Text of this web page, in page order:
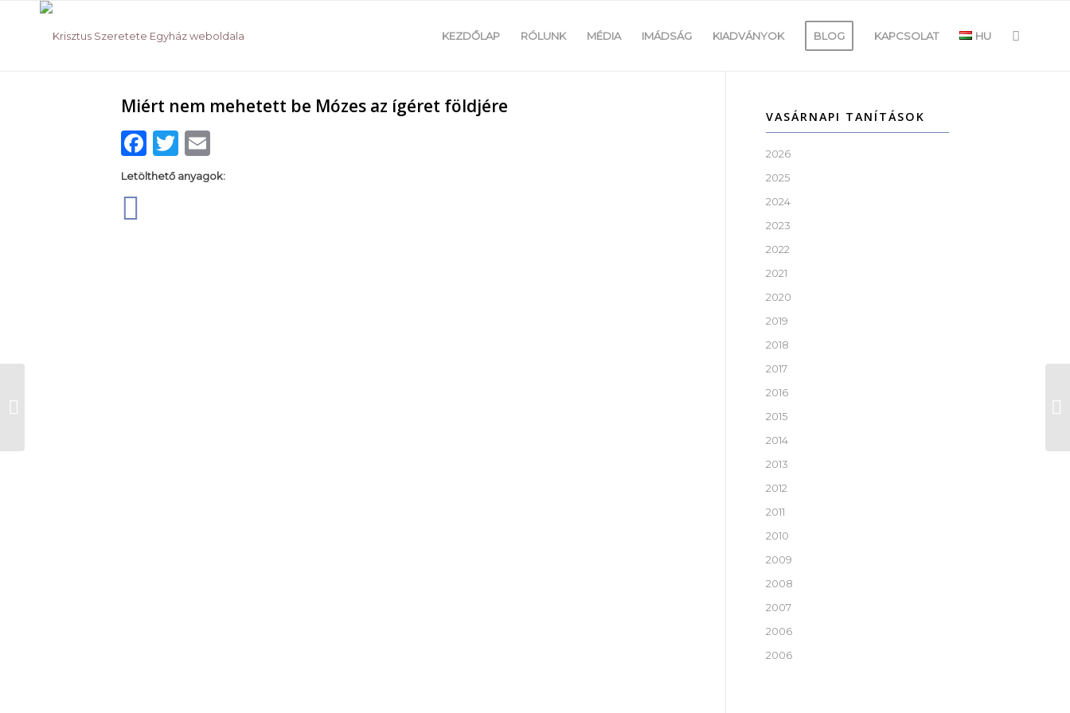
KEZDŐLAP RÓLUNK MÉDIA IMÁDSÁG KIADVÁNYOK BLOG KAPCSOLAT HU
Miért nem mehetett be Mózes az ígéret földjére
Facebook
Twitter
VASÁRNAPI TANÍTÁSOK
2026
2025
2024
2023
2022
2021
2020
2019
2018
2017
2016
2015
2014
2013
2012
2011
2010
2009
2008
2007
2006
2006